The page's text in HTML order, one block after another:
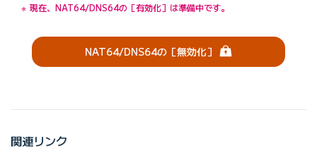
現在、NAT64/DNS64の［有効化］は準備中です。
NAT64/DNS64の［無効化］ （ログイン）
関連リンク